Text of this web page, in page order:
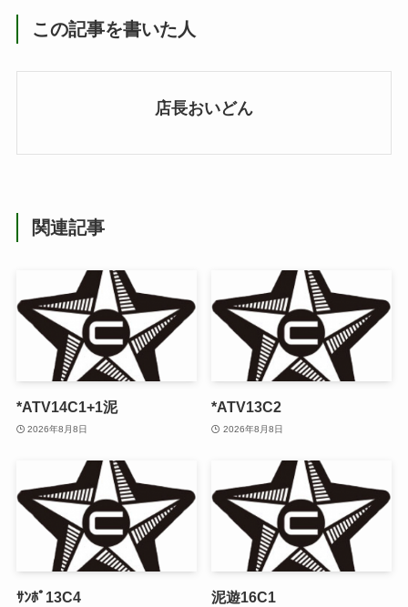
この記事を書いた人
店長おいどん
関連記事
*ATV14C1+1泥
2026年8月8日
*ATV13C2
2026年8月8日
ｻﾝﾎﾟ13C4 泥遊16C1